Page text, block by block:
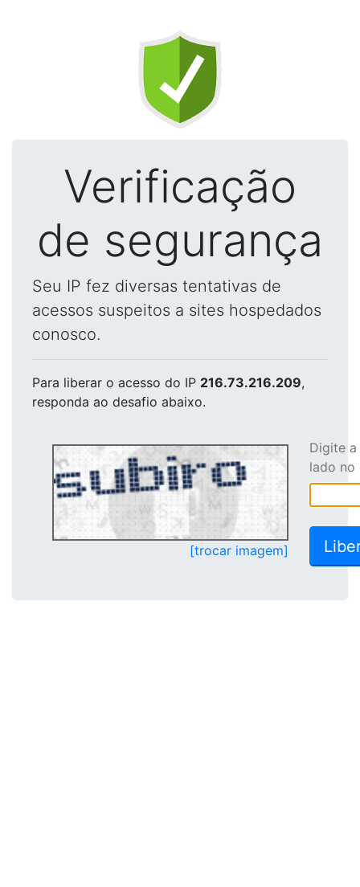
Verificação
de segurança
Seu IP fez diversas tentativas de
acessos suspeitos a sites hospedados
conosco.
Para liberar o acesso do IP 216.73.216.209,
responda ao desafio abaixo.
[trocar imagem]
Digite
lado no